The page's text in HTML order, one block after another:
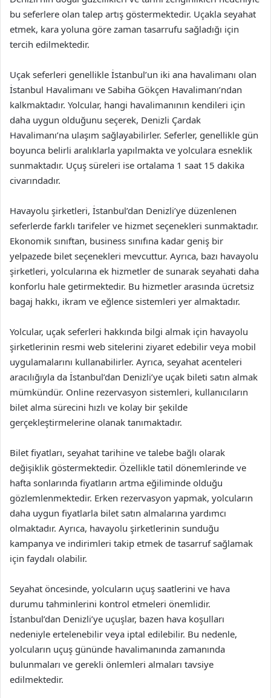
bu seferlere olan talep artış göstermektedir. Uçakla seyahat
etmek, kara yoluna göre zaman tasarrufu sağladığı için
tercih edilmektedir.
Uçak seferleri genellikle İstanbul’un iki ana havalimanı olan
İstanbul Havalimanı ve Sabiha Gökçen Havalimanı’ndan
kalkmaktadır. Yolcular, hangi havalimanının kendileri için
daha uygun olduğunu seçerek, Denizli Çardak
Havalimanı’na ulaşım sağlayabilirler. Seferler, genellikle gün
boyunca belirli aralıklarla yapılmakta ve yolculara esneklik
sunmaktadır. Uçuş süreleri ise ortalama 1 saat 15 dakika
civarındadır.
Havayolu şirketleri, İstanbul’dan Denizli’ye düzenlenen
seferlerde farklı tarifeler ve hizmet seçenekleri sunmaktadır.
Ekonomik sınıftan, business sınıfına kadar geniş bir
yelpazede bilet seçenekleri mevcuttur. Ayrıca, bazı havayolu
şirketleri, yolcularına ek hizmetler de sunarak seyahati daha
konforlu hale getirmektedir. Bu hizmetler arasında ücretsiz
bagaj hakkı, ikram ve eğlence sistemleri yer almaktadır.
Yolcular, uçak seferleri hakkında bilgi almak için havayolu
şirketlerinin resmi web sitelerini ziyaret edebilir veya mobil
uygulamalarını kullanabilirler. Ayrıca, seyahat acenteleri
aracılığıyla da İstanbul’dan Denizli’ye uçak bileti satın almak
mümkündür. Online rezervasyon sistemleri, kullanıcıların
bilet alma sürecini hızlı ve kolay bir şekilde
gerçekleştirmelerine olanak tanımaktadır.
Bilet fiyatları, seyahat tarihine ve talebe bağlı olarak
değişiklik göstermektedir. Özellikle tatil dönemlerinde ve
hafta sonlarında fiyatların artma eğiliminde olduğu
gözlemlenmektedir. Erken rezervasyon yapmak, yolcuların
daha uygun fiyatlarla bilet satın almalarına yardımcı
olmaktadır. Ayrıca, havayolu şirketlerinin sunduğu
kampanya ve indirimleri takip etmek de tasarruf sağlamak
için faydalı olabilir.
Seyahat öncesinde, yolcuların uçuş saatlerini ve hava
durumu tahminlerini kontrol etmeleri önemlidir.
İstanbul’dan Denizli’ye uçuşlar, bazen hava koşulları
nedeniyle ertelenebilir veya iptal edilebilir. Bu nedenle,
yolcuların uçuş gününde havalimanında zamanında
bulunmaları ve gerekli önlemleri almaları tavsiye
edilmektedir.